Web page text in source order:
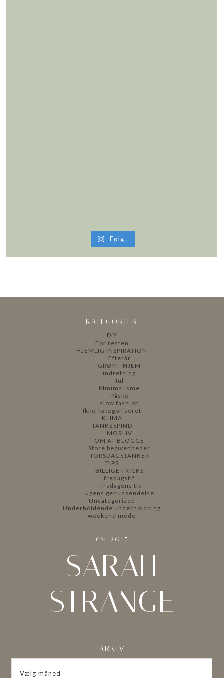
Følg..
KATEGORIER
DIY
For resten
HJEMLIG INSPIRATION
Efterår
GRØNT HJEM
indretning
Jul
Minimalisme
Påske
slow fashion
Ikke-kategoriseret
KLIMA
TANKESPIND
MORLIV
OM AT BLOGGE
Store begivenheder
TORSDAGSTANKER
TIPS
BILLIGE TRICKS
fredagsfif
Tirsdagens tip
Ugens genudsendelse
Uncategorized
Underholdende underholdning
weekend mode
est 2017
SARAH
STRANGE
ARKIV